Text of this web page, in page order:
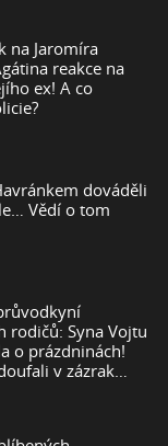
na Jaromíra
reakce na
ex! A co
dováděli
Vědí o tom
rodičů: Syna Vojtu
o prázdninách!
v zázrak…